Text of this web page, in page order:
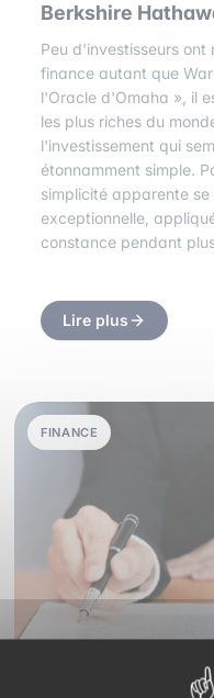
Berkshire
Peu d'investisseurs
finance autant que
l'Oracle d'Omaha », il
les plus riches du
l'investissement qui
étonnamment simple.
simplicité apparente
exceptionnelle,
constance pendant
Lire plus
FINANCE